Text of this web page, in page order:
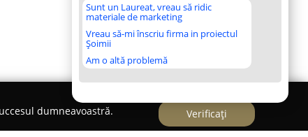
Sunt un Laureat, vreau să ridic
materiale de marketing
Vreau să-mi înscriu firma in proiectul
Șoimii
Am o altă problemă
dumneavoastră.
Verificați